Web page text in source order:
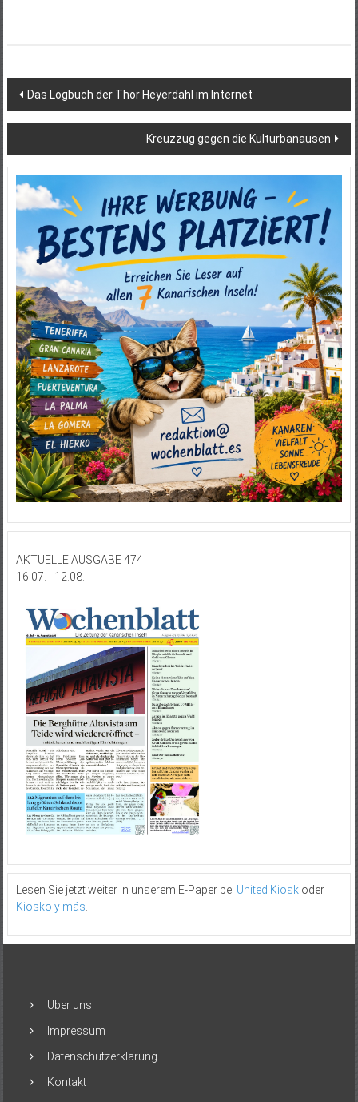
Beitragsnavigation
Das Logbuch der Thor Heyerdahl im Internet
Kreuzzug gegen die Kulturbanausen
AKTUELLE AUSGABE 474
16.07. - 12.08.
Lesen Sie jetzt weiter in unserem E-Paper bei United Kioskoder
Kiosko y más
Über uns
Impressum
Datenschutzerklärung
Kontakt